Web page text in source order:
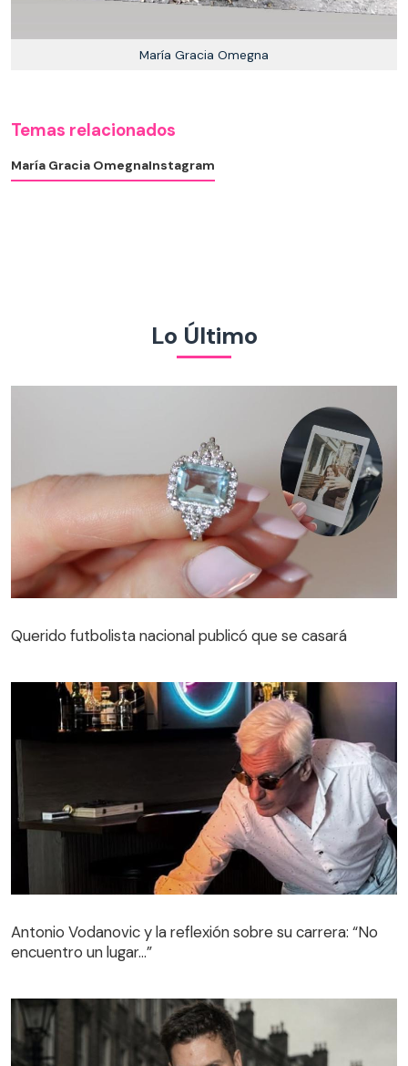
María Gracia Omegna
Temas relacionados
María Gracia OmegnaInstagram
Lo Último
Querido futbolista nacional publicó que se casará
Antonio Vodanovic y la reflexión sobre su carrera: “No
encuentro un lugar…”